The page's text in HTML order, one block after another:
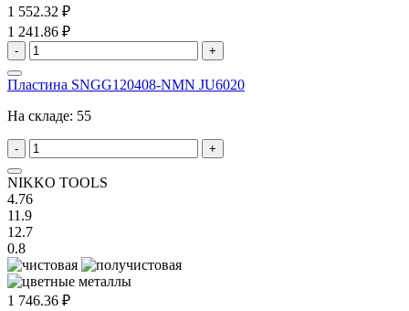
1 552.32 ₽
1 241.86 ₽
- +
Пластина SNGG120408-NMN JU6020
На складе: 55
- +
NIKKO TOOLS
4.76
11.9
12.7
0.8
1 746.36 ₽